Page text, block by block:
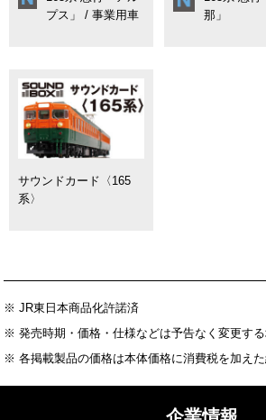
プス」 / 事業用車
那」
サウンドカード〈165
系〉
※ JR東日本商品化許諾済
※ 発売時期・価格・仕様などは予告なく変更する
※ 各掲載製品の価格は本体価格に消費税を加えた